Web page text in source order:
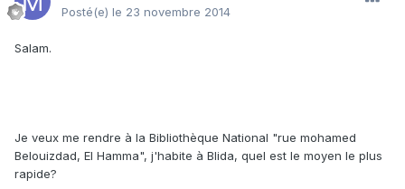
Posté(e) le 23 novembre 2014
Salam.
Je veux me rendre à la Bibliothèque National "rue mohamed
Belouizdad, El Hamma", j'habite à Blida, quel est le moyen le plus
rapide?